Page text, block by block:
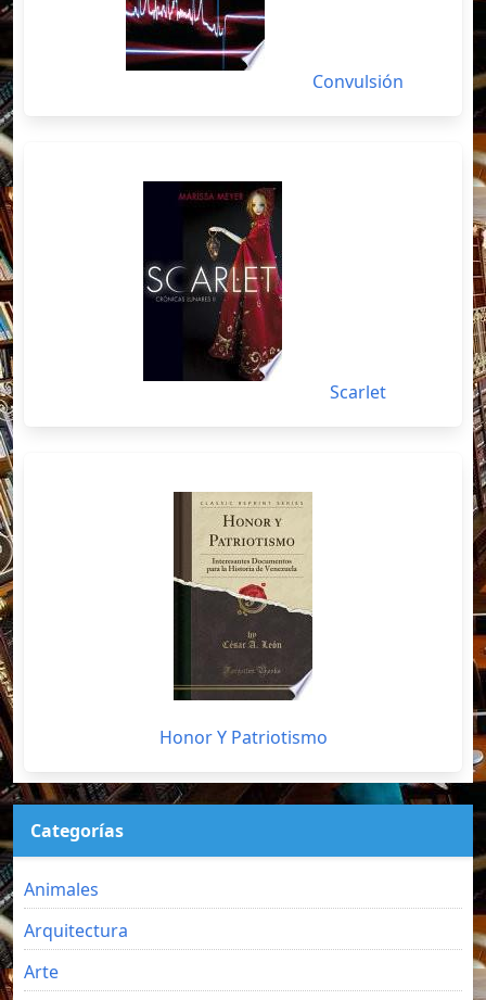
Convulsión
Scarlet
Honor Y Patriotismo
Categorías
Animales
Arquitectura
Arte